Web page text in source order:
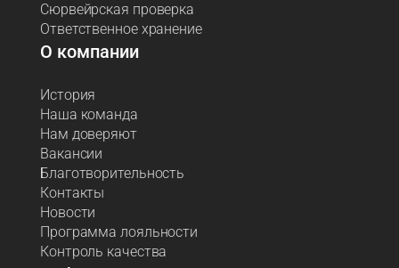
Сюрвейрская проверка
Ответственное хранение
О компании
История
Наша команда
Нам доверяют
Вакансии
Благотворительность
Контакты
Новости
Программа лояльности
Контроль качества